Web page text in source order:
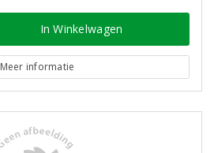
In Winkelwagen
Meer informatie